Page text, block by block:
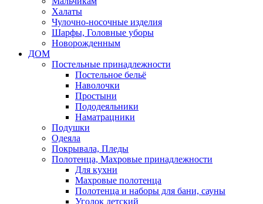
Халаты
Чулочно-носочные изделия
Шарфы, Головные уборы
Новорожденным
ДОМ
Постельные принадлежности
Постельное бельё
Наволочки
Простыни
Пододеяльники
Наматрацники
Подушки
Одеяла
Покрывала, Пледы
Полотенца, Махровые принадлежности
Для кухни
Махровые полотенца
Полотенца и наборы для бани, сауны
Уголок детский